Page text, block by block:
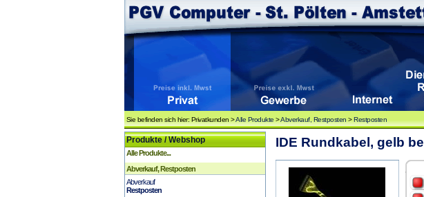
Sie befinden sich hier: Privatkunden >Alle Produkte >Abverkauf, Restposten >Restposten
Produkte / Webshop
Alle Produkte...
Abverkauf, Restposten
Abverkauf
Restposten
IDE Rundkabel, gelb